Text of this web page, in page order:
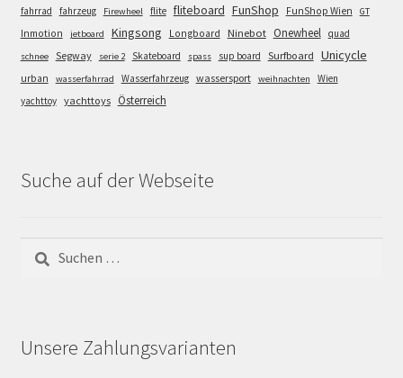
fahrrad
fahrzeug Firewheel flite fliteboard FunShop FunShop Wien GT
Inmotion jetboard Kingsong Longboard Ninebot Onewheel quad
schnee Segway serie 2 Skateboard spass sup board Surfboard Unicycle
urban wasserfahrrad Wasserfahrzeug wassersport weihnachten
Wien
yachttoy yachttoys Österreich
Suche auf der Webseite
Suchen
nach:
Unsere Zahlungsvarianten